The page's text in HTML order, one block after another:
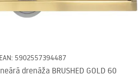
EAN: 5902557394487
drenāža BRUSHED GOLD 60